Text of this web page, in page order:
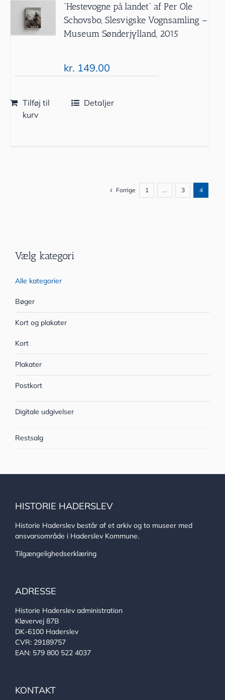
”Hestevogne på landet” af Per Ole
Schovsbo, Slesvigske Vognsamling –
Museum Sønderjylland, 2015
kr. 149.00
Tilføj til
kurv
Detaljer
Forrige 1 … 3 4
Vælg kategori
Alle kategorier
Bøger
Kort og plakater
Kort
Plakater
Postkort
Digitale udgivelser
Restsalg
HISTORIE HADERSLEV
Historie Haderslev består af et arkiv og to museer med
ansvarsområde i Haderslev Kommune.
Tilgængelighedserklæring
ADRESSE
Historie Haderslev administration
Kløvervej 87B
DK-6100 Haderslev
CVR: 29189757
EAN: 579 800 522 4037
KONTAKT